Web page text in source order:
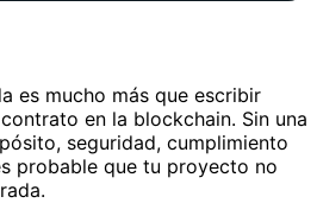
es mucho más que escribir
en la blockchain. Sin una
seguridad, cumplimiento
probable que tu proyecto no